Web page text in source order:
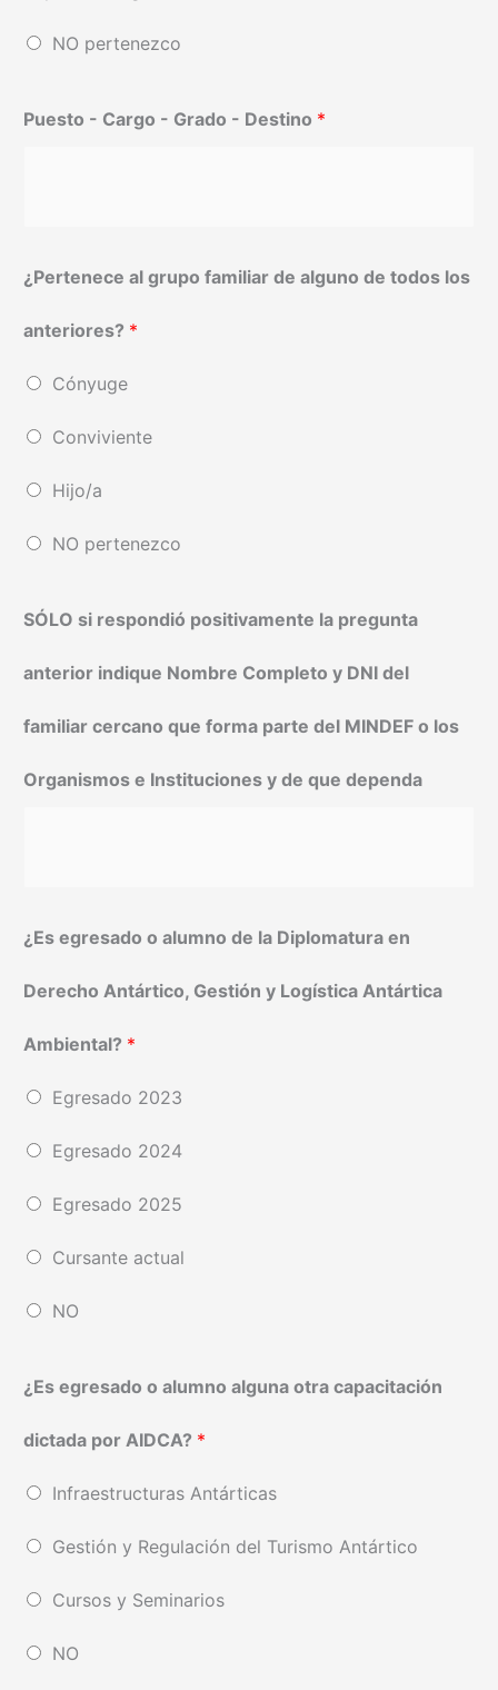
NO pertenezco
Puesto - Cargo - Grado - Destino *
¿Pertenece al grupo familiar de alguno de todos los
anteriores? *
Cónyuge
Conviviente
Hijo/a
NO pertenezco
SÓLO si respondió positivamente la pregunta
anterior indique Nombre Completo y DNI del
familiar cercano que forma parte del MINDEF o los
Organismos e Instituciones y de que dependa
¿Es egresado o alumno de la Diplomatura en
Derecho Antártico, Gestión y Logística Antártica
Ambiental? *
Egresado 2023
Egresado 2024
Egresado 2025
Cursante actual
NO
¿Es egresado o alumno alguna otra capacitación
dictada por AIDCA? *
Infraestructuras Antárticas
Gestión y Regulación del Turismo Antártico
Cursos y Seminarios
NO